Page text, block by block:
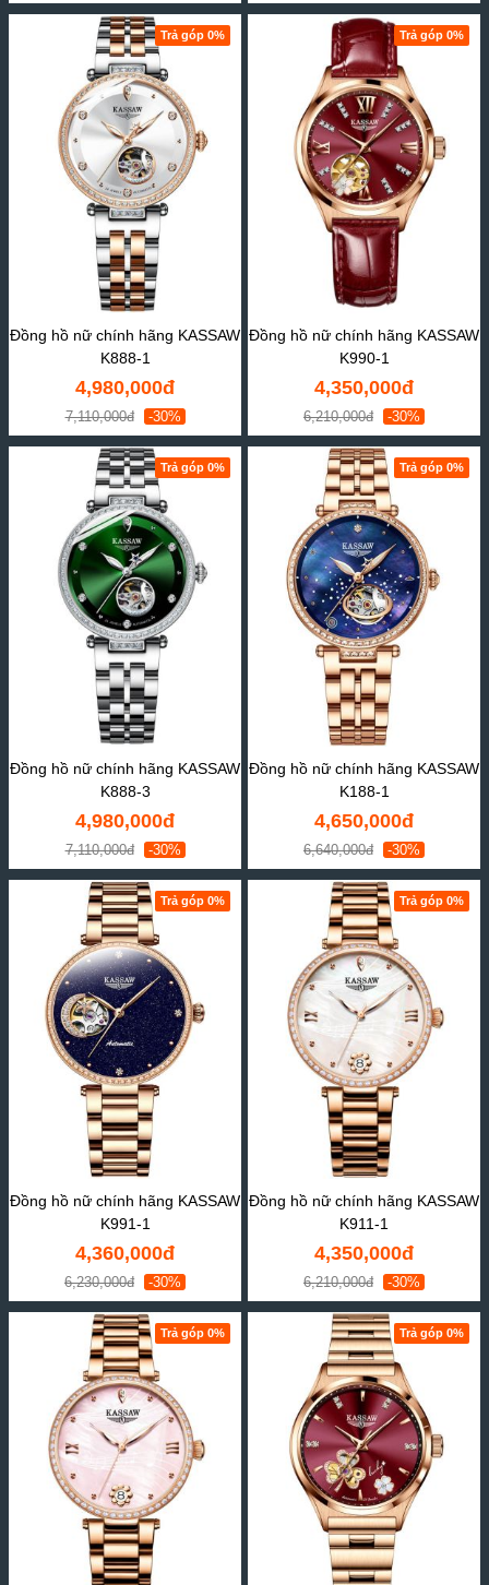
Trả góp 0%
Đồng hồ nữ chính hãng KASSAW
K888-1
4,980,000đ
7,110,000đ -30%
Trả góp 0%
Đồng hồ nữ chính hãng KASSAW
K990-1
4,350,000đ
6,210,000đ -30%
Trả góp 0%
Đồng hồ nữ chính hãng KASSAW
K888-3
4,980,000đ
7,110,000đ -30%
Trả góp 0%
Đồng hồ nữ chính hãng KASSAW
K188-1
4,650,000đ
6,640,000đ -30%
Trả góp 0%
Đồng hồ nữ chính hãng KASSAW
K991-1
4,360,000đ
6,230,000đ -30%
Trả góp 0%
Đồng hồ nữ chính hãng KASSAW
K911-1
4,350,000đ
6,210,000đ -30%
Trả góp 0% Trả góp 0%